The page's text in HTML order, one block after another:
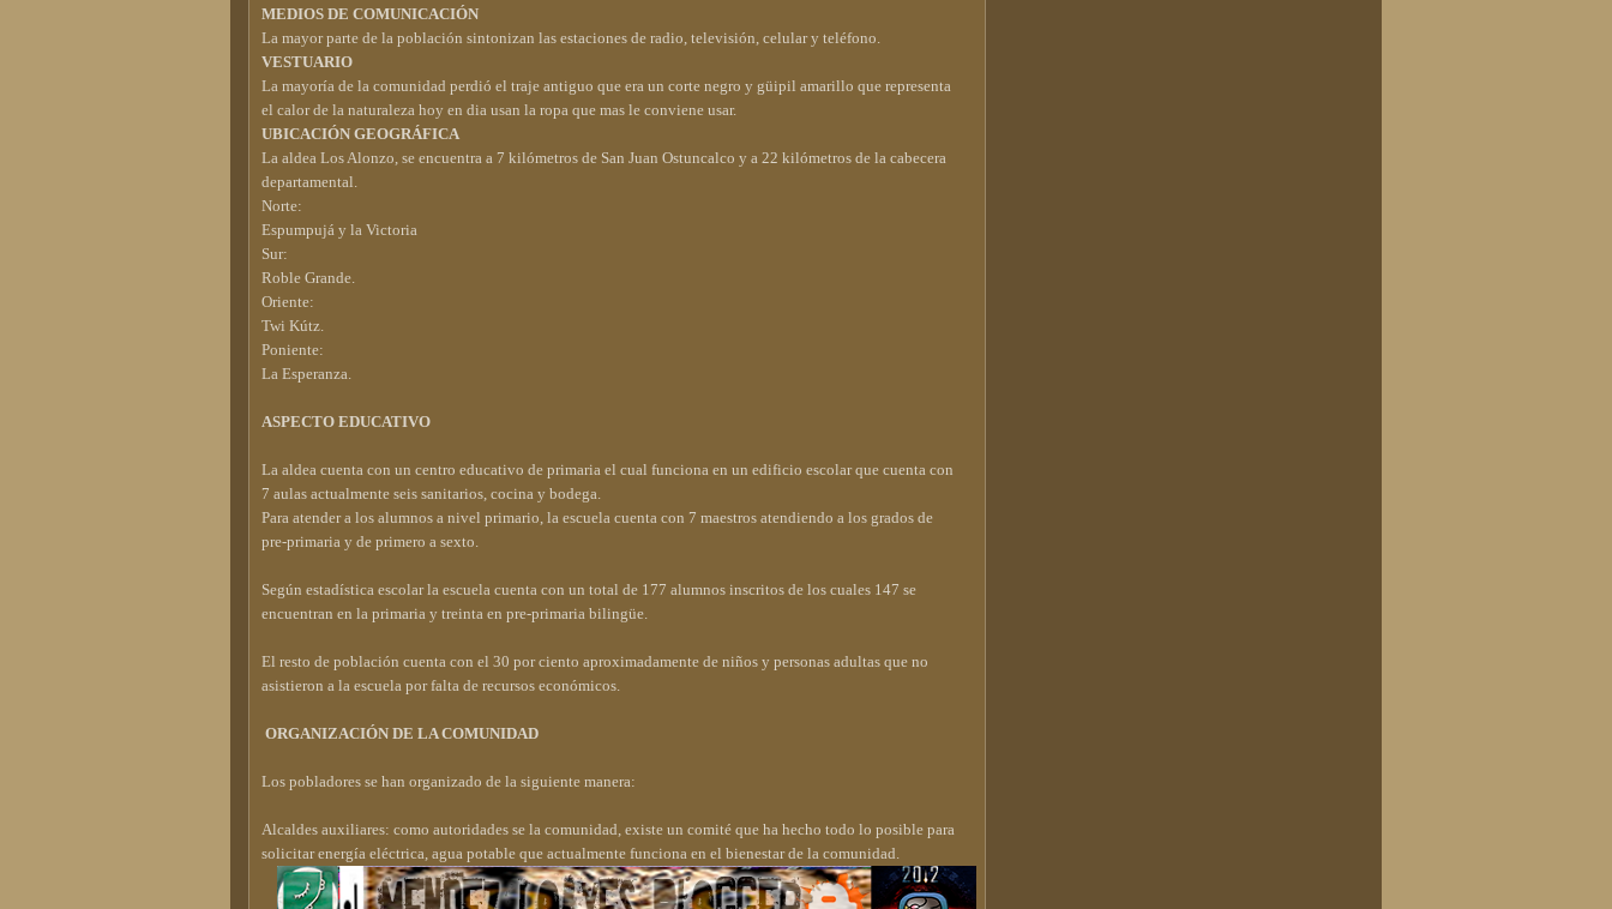
MEDIOS DE COMUNICACIÓN
La mayor parte de la población sintonizan las estaciones de radio, televisión, celular y teléfono.
VESTUARIO
La mayoría de la comunidad perdió el traje antiguo que era un corte negro y güipil amarillo que representa
el calor de la naturaleza hoy en dia usan la ropa que mas le conviene usar.
UBICACIÓN GEOGRÁFICA
La aldea Los Alonzo, se encuentra a 7 kilómetros de San Juan Ostuncalco y a 22 kilómetros de la cabecera
departamental.
Norte:
Espumpujá y la Victoria
Sur:
Roble Grande.
Oriente:
Twi Kútz.
Poniente:
La Esperanza.
ASPECTO EDUCATIVO
La aldea cuenta con un centro educativo de primaria el cual funciona en un edificio escolar que cuenta con
7 aulas actualmente seis sanitarios, cocina y bodega.
Para atender a los alumnos a nivel primario, la escuela cuenta con 7 maestros atendiendo a los grados de
pre-primaria y de primero a sexto.
Según estadística escolar la escuela cuenta con un total de 177 alumnos inscritos de los cuales 147 se
encuentran en la primaria y treinta en pre-primaria bilingüe.
El resto de población cuenta con el 30 por ciento aproximadamente de niños y personas adultas que no
asistieron a la escuela por falta de recursos económicos.
ORGANIZACIÓN DE LA COMUNIDAD
Los pobladores se han organizado de la siguiente manera:
Alcaldes auxiliares: como autoridades se la comunidad, existe un comité que ha hecho todo lo posible para
solicitar energía eléctrica, agua potable que actualmente funciona en el bienestar de la comunidad.